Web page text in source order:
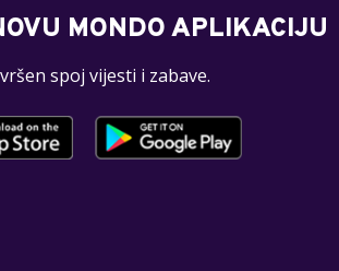
MONDO APLIKACIJU
spoj vijesti i zabave.